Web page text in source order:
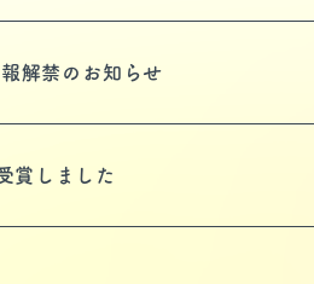
解禁のお知らせ
賞しました